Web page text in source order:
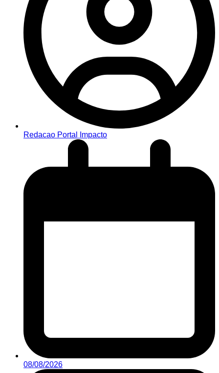
Redacao Portal Impacto
08/08/2026